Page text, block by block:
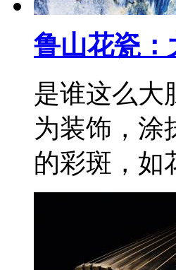
鲁山花瓷：
是谁这么大
为装饰，涂
的彩斑，